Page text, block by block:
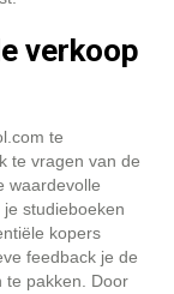
verkoop
te
te vragen van de
waardevolle
studieboeken
kopers
feedback je de
te pakken. Door